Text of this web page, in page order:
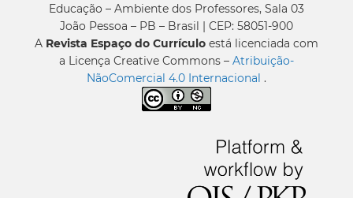
Educação – Ambiente dos Professores, Sala 03
João Pessoa – PB – Brasil | CEP: 58051-900
A Revista Espaço do Currículo está licenciada com
a Licença Creative Commons – Atribuição-
NãoComercial 4.0 Internacional .